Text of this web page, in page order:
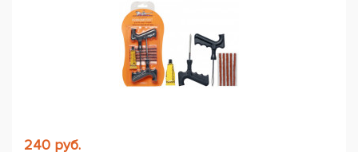
240 руб.